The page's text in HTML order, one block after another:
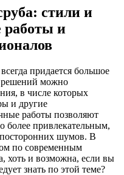
стили и
работы и
придается большое
решений можно
в числе которых
и другие
работы позволяют
более привлекательным,
шумов. В
по современным
хоть и возможна, если вы
знать по этой теме?